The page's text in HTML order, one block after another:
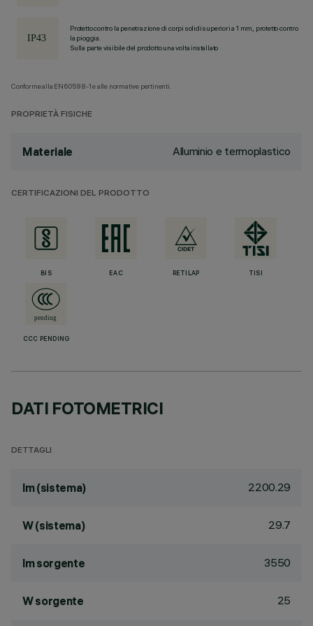
Protetto contro la penetrazione di corpi solidi superiori a 1 mm, protetto contro
la pioggia.
Sulla parte visibile del prodotto una volta installato
Conforme alla EN60598-1 e alle normative pertinenti.
PROPRIETÀ FISICHE
Materiale Alluminio e termoplastico
CERTIFICAZIONI DEL PRODOTTO
BIS EAC RETILAP TISI
CCC PENDING
DATI FOTOMETRICI
DETTAGLI
lm (sistema) 2200.29
W (sistema) 29.7
lm sorgente 3550
W sorgente 25